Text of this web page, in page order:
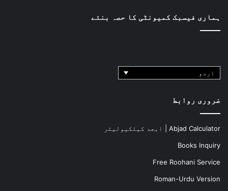
ہماری فیسبک کمیونٹی کا حصہ بنئے
اردو
ضروری روابط
Abjad Calculator | ابجد کیلکیولیٹر
Books Inquiry
Free Roohani Service
Roman-Urdu Version